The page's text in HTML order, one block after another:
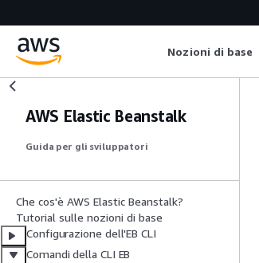
Nozioni di base
AWS Elastic Beanstalk
Guida per gli sviluppatori
Che cos'è AWS Elastic Beanstalk?
Tutorial sulle nozioni di base
Configurazione dell'EB CLI
Comandi della CLI EB